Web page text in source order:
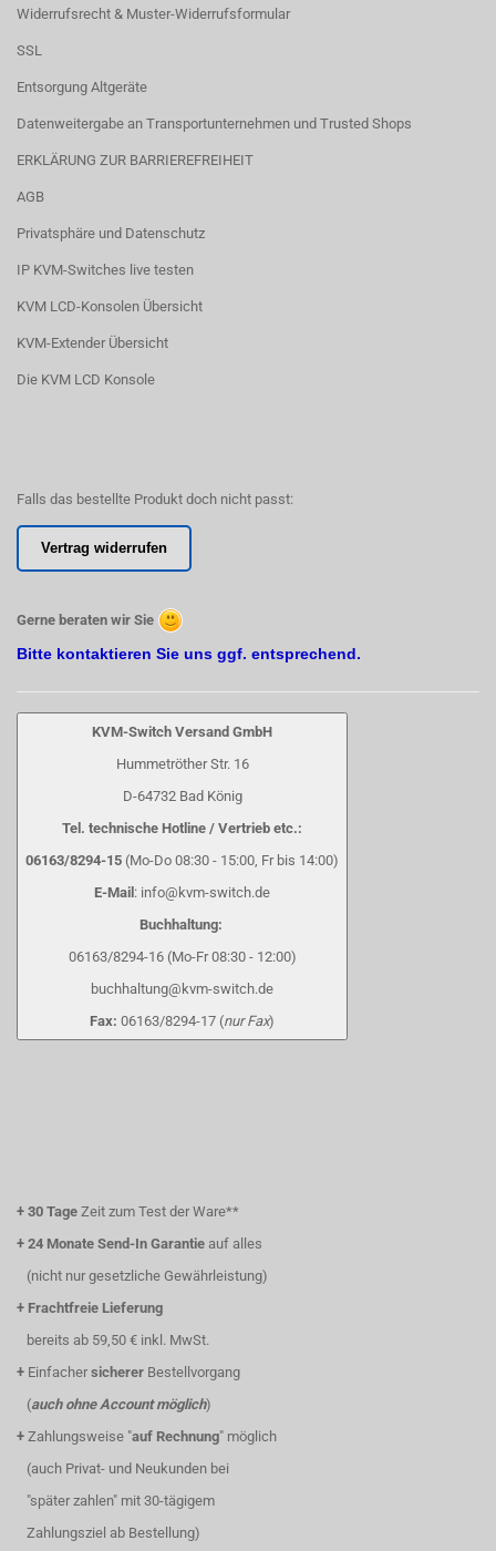
Widerrufsrecht & Muster-Widerrufsformular
SSL
Entsorgung Altgeräte
Datenweitergabe an Transportunternehmen und Trusted Shops
ERKLÄRUNG ZUR BARRIEREFREIHEIT
AGB
Privatsphäre und Datenschutz
IP KVM-Switches live testen
KVM LCD-Konsolen Übersicht
KVM-Extender Übersicht
Die KVM LCD Konsole
Falls das bestellte Produkt doch nicht passt:
Vertrag widerrufen
Gerne beraten wir Sie
Bitte kontaktieren Sie uns ggf. entsprechend.
KVM-Switch Versand GmbH
Hummetröther Str. 16
D-64732 Bad König
Tel. technische Hotline / Vertrieb etc.:
06163/8294-15 (Mo-Do 08:30 - 15:00, Fr bis 14:00)
E-Mail : info@kvm-switch.de
Buchhaltung:
06163/8294-16 (Mo-Fr 08:30 - 12:00)
buchhaltung@kvm-switch.de
Fax: 06163/8294-17 (nur Fax)
+ 30 Tage Zeit zum Test der Ware**
+ 24 Monate Send-In Garantie auf alles
(nicht nur gesetzliche Gewährleistung)
+ Frachtfreie Lieferung
bereits ab 59,50 € inkl. MwSt.
+ Einfacher sicherer Bestellvorgang
(auch ohne Account möglich)
+ Zahlungsweise "auf Rechnung" möglich
(auch Privat- und Neukunden bei
"später zahlen" mit 30-tägigem
Zahlungsziel ab Bestellung)